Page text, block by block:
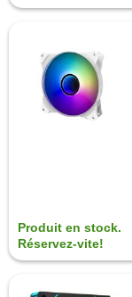
Produit en stock.
Réservez-vite!